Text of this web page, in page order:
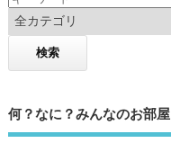
何？なに？みんなのお部屋